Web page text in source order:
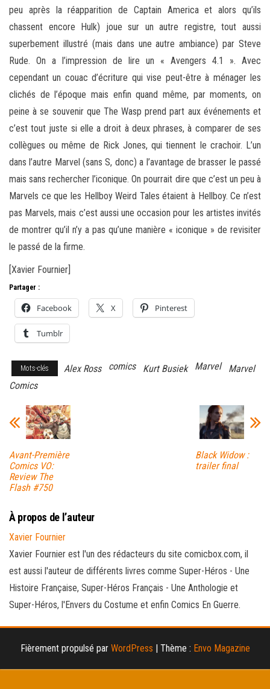
peu après la réapparition de Captain America et alors qu’ils
chassent encore Hulk) joue sur un autre registre, tout aussi
superbement illustré (mais dans une autre ambiance) par Steve
Rude. On a l’impression de lire un « Avengers 4.1 ». Avec
cependant un couac d’écriture qui vise peut-être à ménager les
clichés de l’époque mais enfin quand même, par moments, on
peine à se souvenir que The Wasp prend part aux événements et
c’est tout juste si elle a droit à deux phrases, à comparer de ses
collègues ou même de Rick Jones, qui tiennent le crachoir. L’un
dans l’autre Marvel (sans S, donc) a l’avantage de brasser le passé
mais sans rechercher l’iconique. On pourrait dire que c’est un peu à
Marvels ce que les Hellboy Weird Tales étaient à Hellboy. Ce n’est
pas Marvels, mais c’est aussi une occasion pour les artistes invités
de montrer qu’il n’y a pas qu’une manière « iconique » de revisiter
le passé de la firme.
[Xavier Fournier]
Partager :
Facebook X Pinterest
Tumblr
Mots-clés Alex Ross comics Kurt Busiek Marvel
Marvel
Comics
Avant-Première
Comics VO:
Review The
Flash #750
Black Widow :
trailer final
À propos de l’auteur
Xavier Fournier
Xavier Fournier est l'un des rédacteurs du site comicbox.com, il
est aussi l'auteur de différents livres comme Super-Héros - Une
Histoire Française, Super-Héros Français - Une Anthologie et
Super-Héros, l'Envers du Costume et enfin Comics En Guerre.
Fièrement propulsé par WordPress | Thème : Envo Magazine